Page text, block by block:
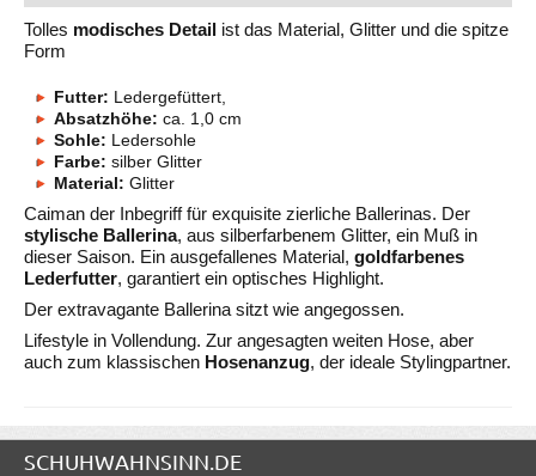
Tolles modisches Detail ist das Material, Glitter und die spitze
Form
Futter: Ledergefüttert,
Absatzhöhe: ca. 1,0 cm
Sohle: Ledersohle
Farbe: silber Glitter
Material: Glitter
Caiman der Inbegriff für exquisite zierliche Ballerinas. Der
stylische Ballerina, aus silberfarbenem Glitter, ein Muß in
dieser Saison. Ein ausgefallenes Material, goldfarbenes
Lederfutter, garantiert ein optisches Highlight.
Der extravagante Ballerina sitzt wie angegossen.
Lifestyle in Vollendung. Zur angesagten weiten Hose, aber
auch zum klassischen Hosenanzug, der ideale Stylingpartner.
SCHUHWAHNSINN.DE